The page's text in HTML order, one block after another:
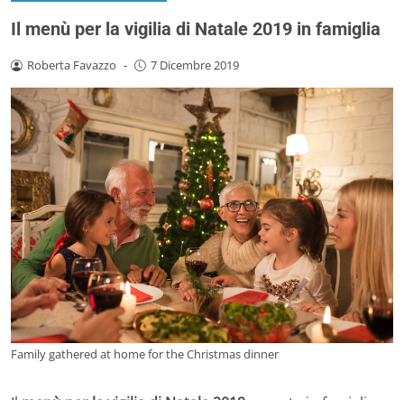
Il menù per la vigilia di Natale 2019 in famiglia
Roberta Favazzo - 7 Dicembre 2019
Family gathered at home for the Christmas dinner